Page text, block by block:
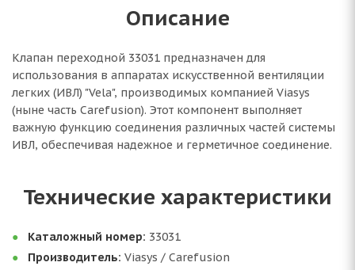
Описание
Клапан переходной 33031 предназначен для
использования в аппаратах искусственной вентиляции
легких (ИВЛ) "Vela", производимых компанией Viasys
(ныне часть Carefusion). Этот компонент выполняет
важную функцию соединения различных частей системы
ИВЛ, обеспечивая надежное и герметичное соединение.
Технические характеристики
Каталожный номер: 33031
Производитель: Viasys / Carefusion